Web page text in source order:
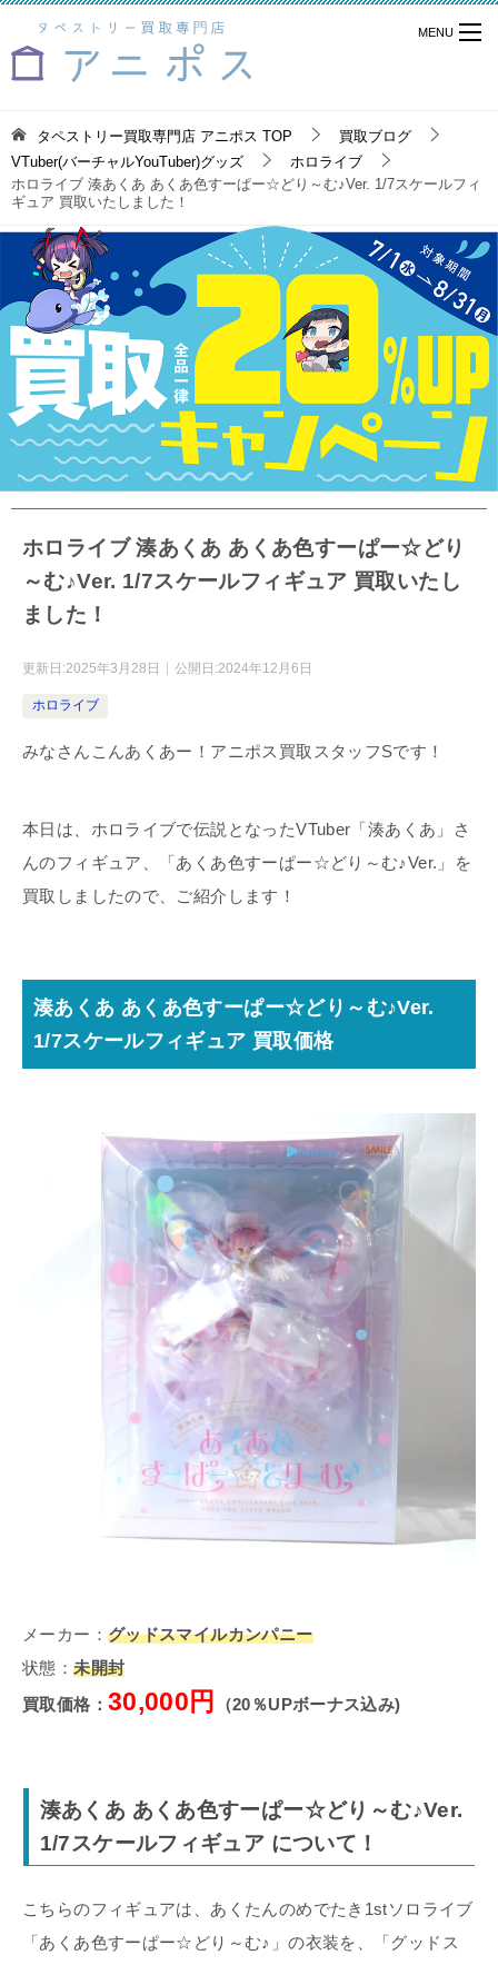
タペストリー買取専門店 アニポス TOP
買取ブログ
VTuber(バーチャルYouTuber)グッズ
ホロライブ
ホロライブ 湊あくあ あくあ色すーぱー☆どり～む♪Ver. 1/7スケールフィ
ギュア 買取いたしました！
ホロライブ 湊あくあ あくあ色すーぱー☆どり
～む♪Ver. 1/7スケールフィギュア 買取いたし
ました！
更新日:2025年3月28日 公開日:2024年12月6日
ホロライブ
みなさんこんあくあー！アニポス買取スタッフSです！
本日は、ホロライブで伝説となったVTuber「湊あくあ」さ
んのフィギュア、「あくあ色すーぱー☆どり～む♪Ver.」を
買取しましたので、ご紹介します！
湊あくあ あくあ色すーぱー☆どり～む♪Ver.
1/7スケールフィギュア 買取価格
メーカー： グッドスマイルカンパニー
状態：未開封
買取価格： 30,000円 （20％UPボーナス込み)
湊あくあ あくあ色すーぱー☆どり～む♪Ver.
1/7スケールフィギュア について！
こちらのフィギュアは、あくたんのめでたき1stソロライブ
「あくあ色すーぱー☆どり～む♪」の衣装を、「グッドス